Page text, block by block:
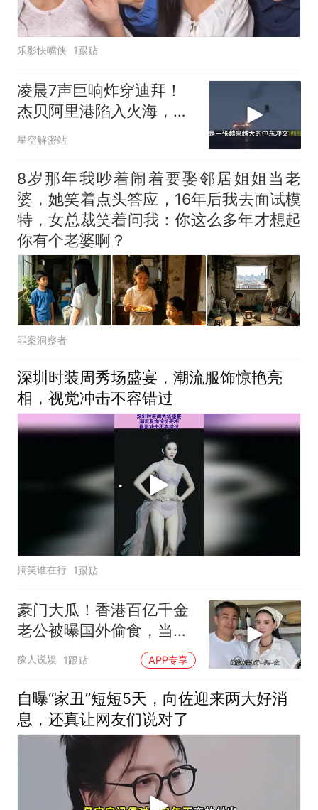
乐影快嘴侠 1跟贴
凌晨7声巨响炸穿迪拜！
杰贝阿里港陷入火海，美
军弹药库告急让中东盟友
星空解密站
8岁那年我吵着闹着要娶邻居姐姐当老
婆，她笑着点头答应，16年后我去面试模
特，女总裁笑着问我：你这么多年才想起
你有个老婆啊？
罪案洞察者
深圳时装周秀场盛宴，潮流服饰惊艳亮
相，视觉冲击不容错过
搞笑谁在行 1跟贴
豪门大瓜！香港百亿千金
老公被曝国外偷食，当街
与美女搂抱、亲吻
豫人说娱 1跟贴 APP专享
自曝“家丑”短短5天，向佐迎来两大好消
息，还真让网友们说对了